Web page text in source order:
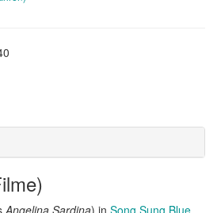
Angelina Sardina) in Song Sung Blue